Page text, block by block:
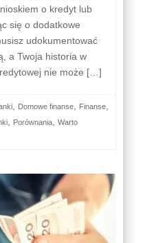
o kredyt lub
się o dodatkowe
udokumentować
a Twoja historia w
nie może […]
, Domowe finanse, Finanse,
, Porównania, Warto